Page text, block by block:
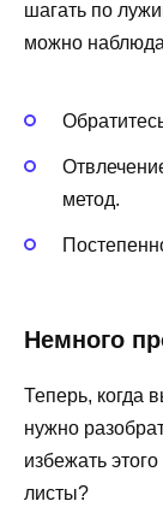
шагать по
можно
метод.
Немного
Теперь, когда
нужно
избежать
листы?